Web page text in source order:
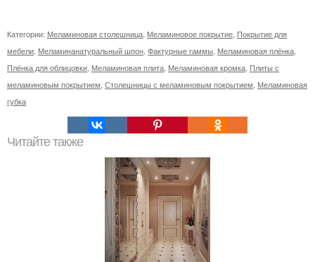
Категории: Меламиновая столешница, Меламиновое покрытие, Покрытие для
мебели, Меламинанатуральный шпон, Фактурные гаммы, Меламиновая плёнка,
Плёнка для облицовки, Меламиновая плита, Меламиновая кромка, Плиты с
меламиновым покрытием, Столешницы с меламиновым покрытием, Меламиновая
губка
Читайте также